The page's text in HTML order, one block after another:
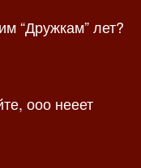
“Дружкам” лет?
ооо нееет